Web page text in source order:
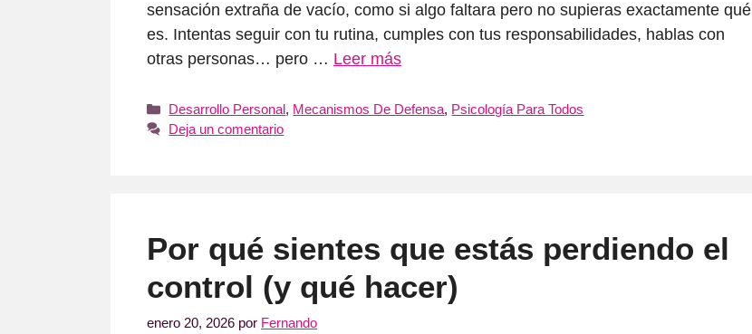
sensación extraña de vacío, como si algo faltara pero no supieras exactamente qué
es. Intentas seguir con tu rutina, cumples con tus responsabilidades, hablas con
otras personas… pero … Leer más
Categorías
Desarrollo Personal, Mecanismos De Defensa, Psicología Para Todos
Deja un comentario
Por qué sientes que estás perdiendo el
control (y qué hacer)
enero 20, 2026 por Fernando